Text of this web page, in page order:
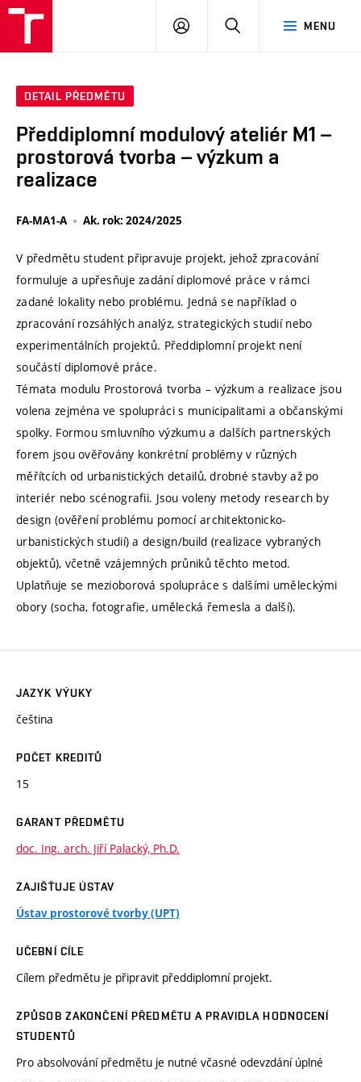
MENU
PŘIHLÁSIT
DETAIL PŘEDMĚTU
Předdiplomní modulový ateliér M1 –
prostorová tvorba – výzkum a
realizace
FA-MA1-A Ak. rok: 2024/2025
V předmětu student připravuje projekt, jehož zpracování
formuluje a upřesňuje zadání diplomové práce v rámci
zadané lokality nebo problému. Jedná se například o
zpracování rozsáhlých analýz, strategických studií nebo
experimentálních projektů. Předdiplomní projekt není
součástí diplomové práce.
Témata modulu Prostorová tvorba – výzkum a realizace jsou
volena zejména ve spolupráci s municipalitami a občanskými
spolky. Formou smluvního výzkumu a dalších partnerských
forem jsou ověřovány konkrétní problémy v různých
měřítcích od urbanistických detailů, drobné stavby až po
interiér nebo scénografii. Jsou voleny metody research by
design (ověření problému pomocí architektonicko-
urbanistických studií) a design/build (realizace vybraných
objektů), včetně vzájemných průniků těchto metod.
Uplatňuje se mezioborová spolupráce s dalšími uměleckými
obory (socha, fotografie, umělecká řemesla a další).
JAZYK VÝUKY
čeština
POČET KREDITŮ
15
GARANT PŘEDMĚTU
doc. Ing. arch. Jiří Palacký, Ph.D.
ZAJIŠŤUJE ÚSTAV
Ústav prostorové tvorby (UPT)
UČEBNÍ CÍLE
Cílem předmětu je připravit předdiplomní projekt.
ZPŮSOB ZAKONČENÍ PŘEDMĚTU A PRAVIDLA HODNOCENÍ
STUDENTŮ
Pro absolvování předmětu je nutné včasné odevzdání úplné